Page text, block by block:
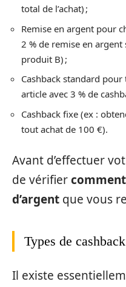
total de l’achat) ;
Remise en argent pour
2 % de remise en
produit B) ;
Cashback standard
article avec 3 % de
Cashback fixe (ex :
tout achat de 100 €).
Avant d’effectuer
de vérifier
d’argent que vous
Types de
Il existe